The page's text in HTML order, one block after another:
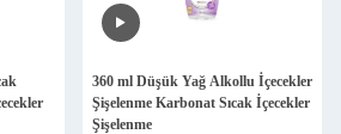
360 ml Düşük Yağ Alkollu İçecekler
Şişelenme Karbonat Sıcak İçecekler
Şişelenme